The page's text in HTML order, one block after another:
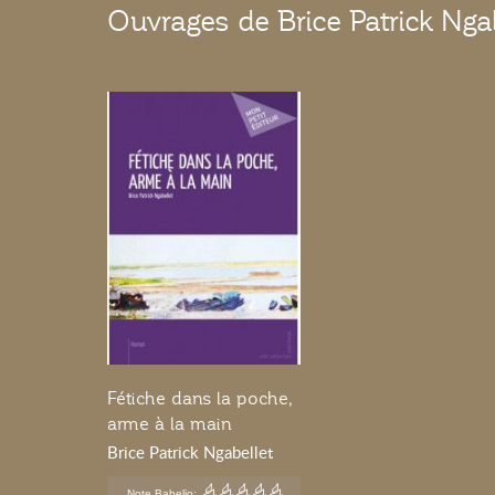
Ouvrages de Brice Patrick
Fétiche dans la poche,
arme à la main
Brice Patrick Ngabellet